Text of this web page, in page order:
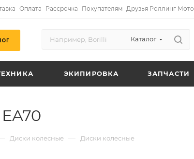
Оплата Рассрочка Покупателям Друзья Роллинг Мото
Каталог
ЭКИПИРОВКА ЗАПЧАСТИ
Диски колесные — Диски колесные